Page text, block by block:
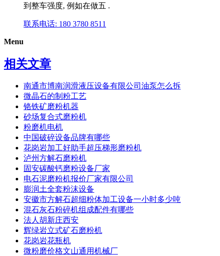
到整车强度, 例如在做五 .
联系电话: 180 3780 8511
Menu
相关文章
南通市博南润滑液压设备有限公司油泵怎么拆
微晶石的制粉工艺
铬铁矿磨粉机器
砂场复合式磨粉机
粉磨机电机
中国破碎设备品牌有哪些
花岗岩加工好助手超压梯形磨粉机
泸州方解石磨粉机
固安碳酸钙磨粉设备厂家
电石泥磨粉机报价厂家有限公司
膨润土全套粉沫设备
安徽市方解石超细粉体加工设备一小时多少吨
混石灰石粉碎机组成配件有哪些
法人胡新庄西安
辉绿岩立式矿石磨粉机
花岗岩花瓶机
微粉磨价格文山通用机械厂